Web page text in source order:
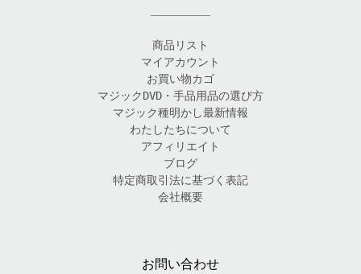
商品リスト
マイアカウント
お買い物カゴ
マジックDVD・手品用品の選び方
マジック種明かし最新情報
わたしたちについて
アフィリエイト
ブログ
特定商取引法に基づく表記
会社概要
お問い合わせ